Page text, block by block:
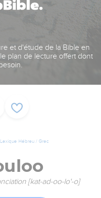
et d'étude de la Bible en
plan de lecture offert dont
Lexique Hébreu / Grec
[kat-ad-oo-lo'-o]